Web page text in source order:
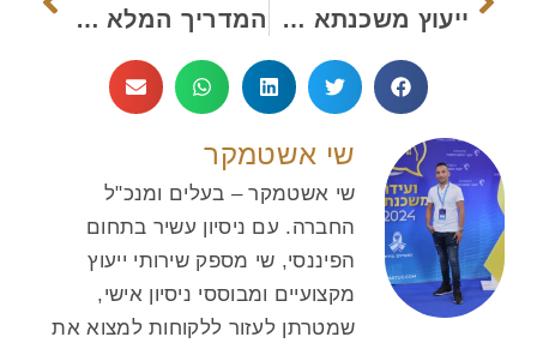
ייעוץ משכנתא לעסקים בדרום המדריך המלא לביצוע בדיקת דירוג אשראי לפי תעודת זהות
שי אשטמקר
שי אשטמקר – בעלים ומנכ"ל
החברה. עם ניסיון עשיר בתחום
הפיננסי, שי מספק שירותי ייעוץ
מקצועיים ומבוססי ניסיון אישי,
שמטרתן לעזור ללקוחות למצוא את